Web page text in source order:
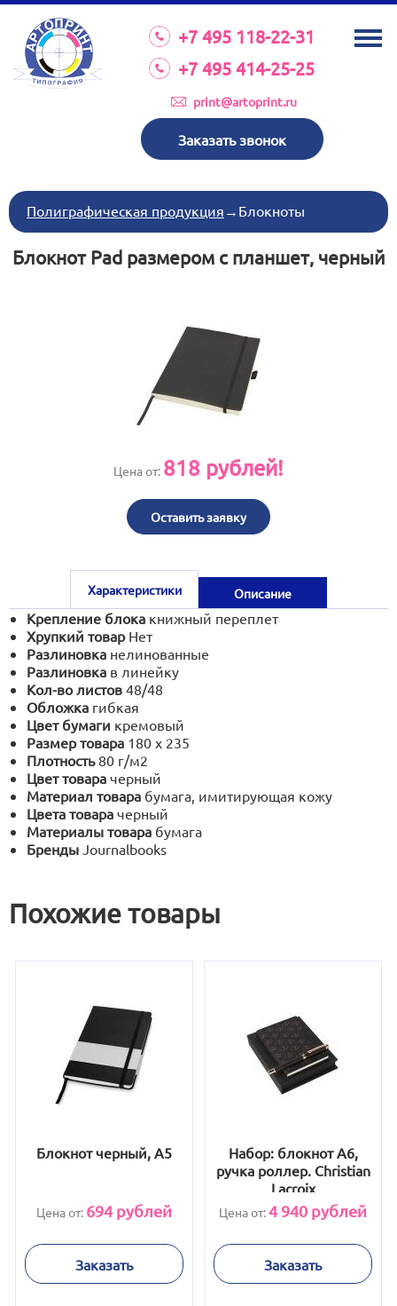
+7 495 118-22-31
+7 495 414-25-25
print@artoprint.ru
Заказать звонок
О КОМПАНИИ
УСЛУГИ
КАТАЛОГ
ТРЕБОВАНИЯ К МАКЕТАМ
НОВОСТИ
ИНВЕСТИЦИИ
КОНТАКТЫ
пн-пт 8:30 17:00
print@artoprint.ru
Полиграфическая продукция → Блокноты
Блокнот Pad размером с планшет, черный
Цена от: 818 рублей!
Оставить заявку
Характеристики Описание
Крепление блока книжный переплет
Хрупкий товар Нет
Разлиновка нелинованные
Разлиновка в линейку
Кол-во листов 48/48
Обложка гибкая
Цвет бумаги кремовый
Размер товара 180 х 235
Плотность 80 г/м2
Цвет товара черный
Материал товара бумага, имитирующая кожу
Цвета товара черный
Материалы товара бумага
Бренды Journalbooks
Похожие товары
Блокнот черный, А5
Цена от: 694рублей
Заказать
Набор: блокнот A6,
ручка роллер. Christian
Lacroix
Цена от:4 940 рублей
Заказать